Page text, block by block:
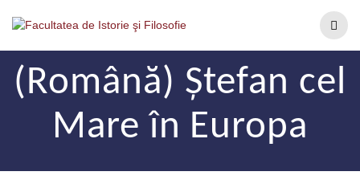
(Română) Ștefan cel
Mare în Europa